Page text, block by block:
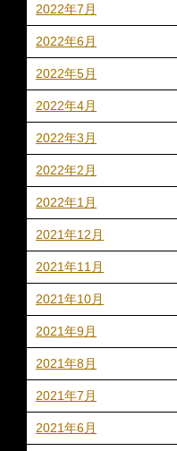
2022年7月
2022年6月
2022年5月
2022年4月
2022年3月
2022年2月
2022年1月
2021年12月
2021年11月
2021年10月
2021年9月
2021年8月
2021年7月
2021年6月